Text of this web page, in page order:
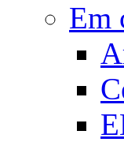
Em